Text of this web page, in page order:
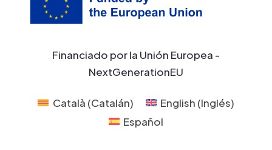
Financiado por la Unión Europea -
NextGenerationEU
Català (Catalán) English (Inglés)
Español